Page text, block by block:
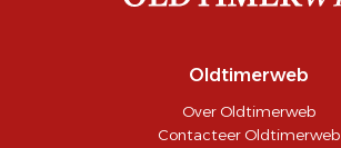
Oldtimerweb
Over Oldtimerweb
Contacteer Oldtimerweb